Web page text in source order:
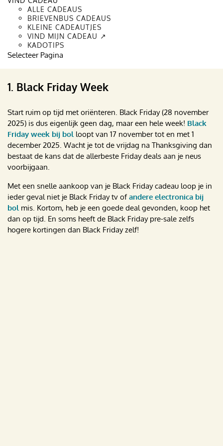
ALLE CADEAUS
BRIEVENBUS CADEAUS
KLEINE CADEAUTJES
VIND MIJN CADEAU ↗
KADOTIPS
Selecteer Pagina
Webshops bieden tegen elkaar op met hoge kortingen. Zie jij
een goede aanbieding voorbijkomen en wil je niet wachten?
Met deze tips weet je zeker of de huidige vraagprijs ook echt
een goede deal is. Dit zijn de 7 beste Black Friday tips die jou
gaan helpen met het maken van de beste keus!
1. Black Friday Week
Start ruim op tijd met oriënteren. Black Friday (28 november
2025) is dus eigenlijk geen dag, maar een hele week! Black
Friday week bij bolloopt van 17 november tot en met 1
december 2025. Wacht je tot de vrijdag na Thanksgiving dan
bestaat de kans dat de allerbeste Friday deals aan je neus
voorbijgaan.
Met een snelle aankoop van je Black Friday cadeau loop je in
ieder geval niet je Black Friday tv ofandere electronica bij
bolmis. Kortom, heb je een goede deal gevonden, koop het
dan op tijd. En soms heeft de Black Friday pre-sale zelfs
hogere kortingen dan Black Friday zelf!